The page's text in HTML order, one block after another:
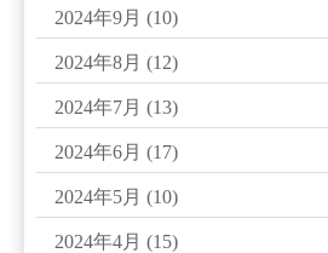
2024年9月 (10)
2024年8月 (12)
2024年7月 (13)
2024年6月 (17)
2024年5月 (10)
2024年4月 (15)